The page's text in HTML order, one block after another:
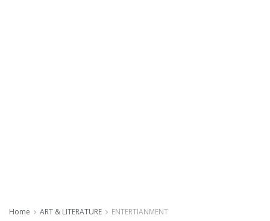
Home ART & LITERATURE ENTERTIANMENT